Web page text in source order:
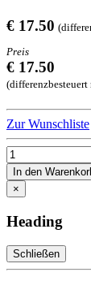
€ 17.50
Preis
€ 17.50
(differenzbesteuert
Zur Wunschliste
In den
×
Heading
Schließen